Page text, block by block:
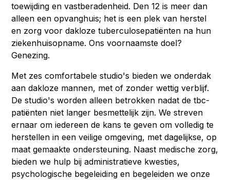
toewijding en vastberadenheid. Den 12 is meer dan
alleen een opvanghuis; het is een plek van herstel
en zorg voor dakloze tuberculosepatiënten na hun
ziekenhuisopname. Ons voornaamste doel?
Genezing.
Met zes comfortabele studio's bieden we onderdak
aan dakloze mannen, met of zonder wettig verblijf.
De studio's worden alleen betrokken nadat de tbc-
patiënten niet langer besmettelijk zijn. We streven
ernaar om iedereen de kans te geven om volledig te
herstellen in een veilige omgeving, met dagelijkse, op
maat gemaakte ondersteuning. Naast medische zorg,
bieden we hulp bij administratieve kwesties,
psychologische begeleiding en begeleiden we onze